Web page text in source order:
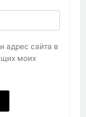
адрес сайта в
моих